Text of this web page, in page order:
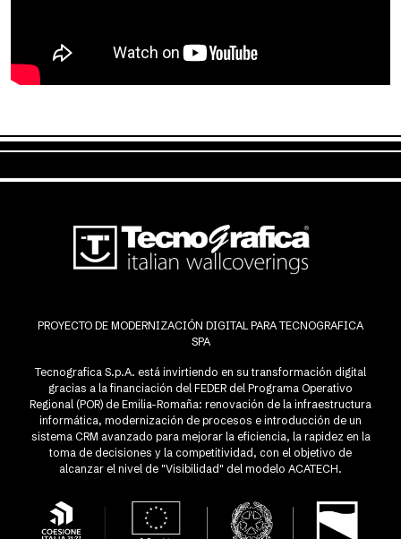
PROYECTO DE MODERNIZACIÓN DIGITAL PARA TECNOGRAFICA
SPA
Tecnografica S.p.A. está invirtiendo en su transformación digital
gracias a la financiación del FEDER del Programa Operativo
Regional (POR) de Emilia-Romaña: renovación de la infraestructura
informática, modernización de procesos e introducción de un
sistema CRM avanzado para mejorar la eficiencia, la rapidez en la
toma de decisiones y la competitividad, con el objetivo de
alcanzar el nivel de "Visibilidad" del modelo ACATECH.